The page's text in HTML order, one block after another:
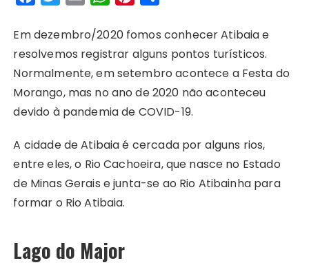
c
e
b
o
o
i
t
t
e
r
a
i
l
a
t
s
A
p
n
t
e
r
e
t
a
r
e
Em dezembro/2020 fomos conhecer Atibaia e
resolvemos registrar alguns pontos turísticos.
Normalmente, em setembro acontece a Festa do
Morango, mas no ano de 2020 não aconteceu
devido à pandemia de COVID-19.
A cidade de Atibaia é cercada por alguns rios,
entre eles, o Rio Cachoeira, que nasce no Estado
de Minas Gerais e junta-se ao Rio Atibainha para
formar o Rio Atibaia.
Lago do Major